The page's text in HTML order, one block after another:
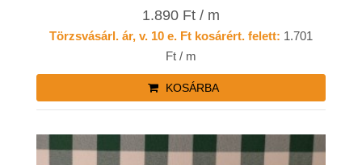
1.890 Ft / m
Törzsvásárl. ár, v. 10 e. Ft kosárért. felett: 1.701
Ft / m
KOSÁRBA